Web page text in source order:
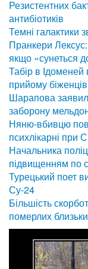
Резистентних
антибіотиків
Темні галактики
Пранкери
якщо «сунеться
Табір в
прийому біженців
Шарапова
заборону
Няню-вбивцю
психлікарні при
Начальника
підвищенням по
Турецький поет
Су-24
Більшість
померлих